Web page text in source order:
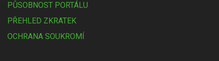
PŮSOBNOST PORTÁLU
PŘEHLED ZKRATEK
OCHRANA SOUKROMÍ